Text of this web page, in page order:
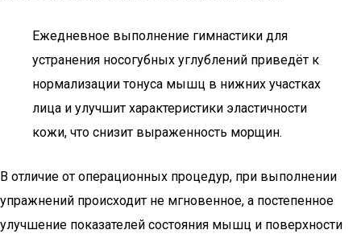
Ежедневное выполнение гимнастики для
устранения носогубных углублений приведёт к
нормализации тонуса мышц в нижних участках
лица и улучшит характеристики эластичности
кожи, что снизит выраженность морщин.
В отличие от операционных процедур, при выполнении
упражнений происходит не мгновенное, а постепенное
улучшение показателей состояния мышц и поверхности